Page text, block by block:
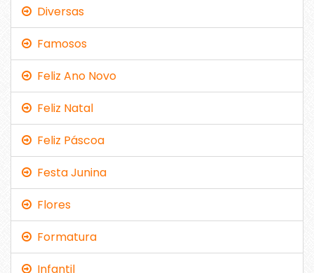
Diversas
Famosos
Feliz Ano Novo
Feliz Natal
Feliz Páscoa
Festa Junina
Flores
Formatura
Infantil